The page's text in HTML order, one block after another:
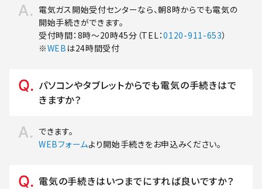
電気ガス開始受付センターなら、朝8時からでも電気の
開始手続きができます。
受付時間：8時～20時45分（TEL：0120-911-653）
※WEB は24時間受付
パソコンやタブレットからでも電気の手続きはで
きますか？
できます。
WEBフォームより開始手続きをお申込みください。
電気の手続きはいつまでにすれば良いですか？